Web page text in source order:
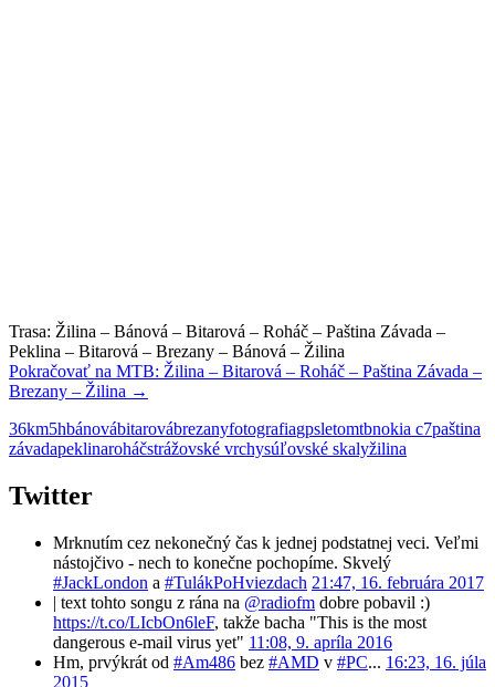
Trasa: Žilina – Bánová – Bitarová – Roháč – Paština Závada –
Peklina – Bitarová – Brezany – Bánová – Žilina
Pokračovať na MTB: Žilina – Bitarová – Roháč – Paština Závada –
Brezany – Žilina →
36km5hbánovábitarovábrezanyfotografiagpsletomtbnokia c7paština
závadapeklinaroháčstrážovské vrchysúľovské skalyžilina
Twitter
Mrknutím cez nekonečný čas k jednej podstatnej veci. Veľmi
nástojčivo - nech to konečne pochopíme. Skvelý
#JackLondon a #TulákPoHviezdach 21:47, 16. februára 2017
| text tohto songu z rána na @radiofm dobre pobavil :)
https://t.co/LIcbOn6leF, takže bacha "This is the most
dangerous e-mail virus yet" 11:08, 9. apríla 2016
Hm, prvýkrát od #Am486 bez #AMD v #PC... 16:23, 16. júla
2015